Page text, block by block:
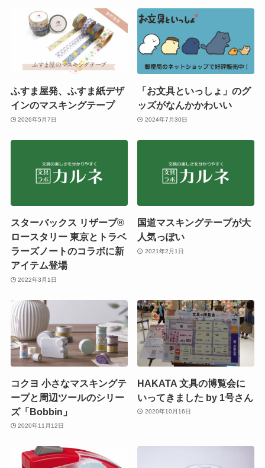
ふすま屋発、ふすま紙デザ
インのマスキングテープ
2026年5月7日
「お文具といっしょ」のグ
ッズがなんかかわいい
2024年7月30日
スターバックス リザーブ®
ロースタリー 東京とトラベ
ラーズノートのコラボに新
アイテム登場
2022年3月1日
国道マスキングテープが大
人気っぽい
2021年2月1日
コクヨ 小さなマスキングテ
ープと周辺ツールのシリー
ズ「Bobbin」
2020年11月12日
HAKATA 文具の博覧会に
いってきました by 1号さん
2020年10月16日